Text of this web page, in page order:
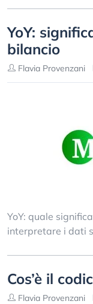
YoY:
bilancio
Flavia Provenzani
YoY: quale
interpretare i dati
Cos’è il
Flavia Provenzani